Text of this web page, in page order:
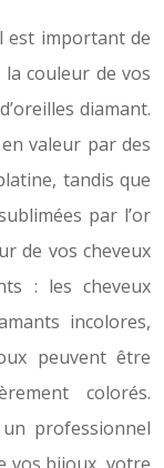
est important de
couleur de vos
diamant.
valeur par des
tandis que
par l’or
de vos cheveux
: les cheveux
incolores,
peuvent être
colorés.
professionnel